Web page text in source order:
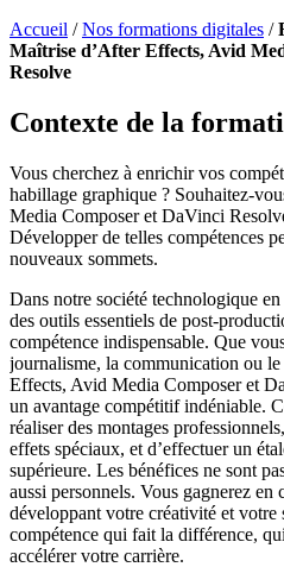
Accueil /Nos formations digitales /
Maîtrise d’After Effects, Avid
Resolve
Contexte de la
Vous cherchez à enrichir vos
habillage graphique ? Souhaitez-
Media Composer et DaVinci
Développer de telles compétences
nouveaux sommets.
Dans notre société technologique
des outils essentiels de post-
compétence indispensable. Que
journalisme, la communication ou
Effects, Avid Media Composer et
un avantage compétitif indéniable.
réaliser des montages
effets spéciaux, et d’effectuer un
supérieure. Les bénéfices ne sont
aussi personnels. Vous gagnerez
développant votre créativité et votre
compétence qui fait la différence,
accélérer votre carrière.